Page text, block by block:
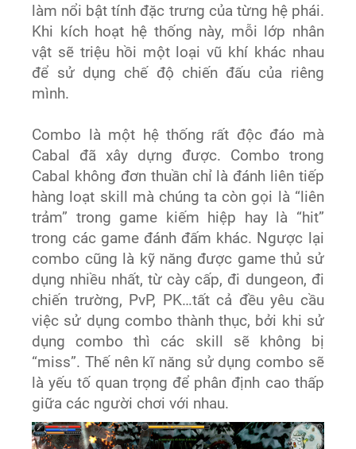
làm nổi bật tính đặc trưng của từng hệ phái.
Khi kích hoạt hệ thống này, mỗi lớp nhân
vật sẽ triệu hồi một loại vũ khí khác nhau
để sử dụng chế độ chiến đấu của riêng
mình.
Combo là một hệ thống rất độc đáo mà
Cabal đã xây dựng được. Combo trong
Cabal không đơn thuần chỉ là đánh liên tiếp
hàng loạt skill mà chúng ta còn gọi là “liên
trảm” trong game kiếm hiệp hay là “hit”
trong các game đánh đấm khác. Ngược lại
combo cũng là kỹ năng được game thủ sử
dụng nhiều nhất, từ cày cấp, đi dungeon, đi
chiến trường, PvP, PK…tất cả đều yêu cầu
việc sử dụng combo thành thục, bởi khi sử
dụng combo thì các skill sẽ không bị
“miss”. Thế nên kĩ năng sử dụng combo sẽ
là yếu tố quan trọng để phân định cao thấp
giữa các người chơi với nhau.